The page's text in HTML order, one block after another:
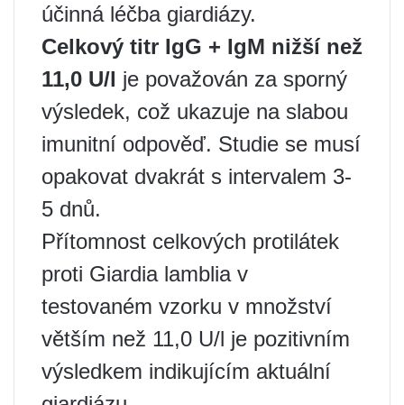
účinná léčba giardiázy.
Celkový titr IgG + IgM nižší než
11,0 U/l je považován za sporný
výsledek, což ukazuje na slabou
imunitní odpověď. Studie se musí
opakovat dvakrát s intervalem 3-
5 dnů.
Přítomnost celkových protilátek
proti Giardia lamblia v
testovaném vzorku v množství
větším než 11,0 U/l je pozitivním
výsledkem indikujícím aktuální